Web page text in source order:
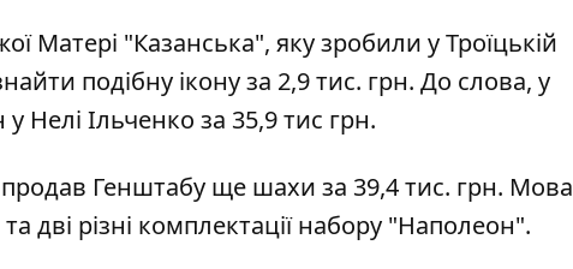
Матері "Казанська", яку зробили у Троїцькій
подібну ікону за 2,9 тис. грн. До слова, у
Нелі Ільченко за 35,9 тис грн.
Генштабу ще шахи за 39,4 тис. грн. Мова
дві різні комплектації набору "Наполеон".